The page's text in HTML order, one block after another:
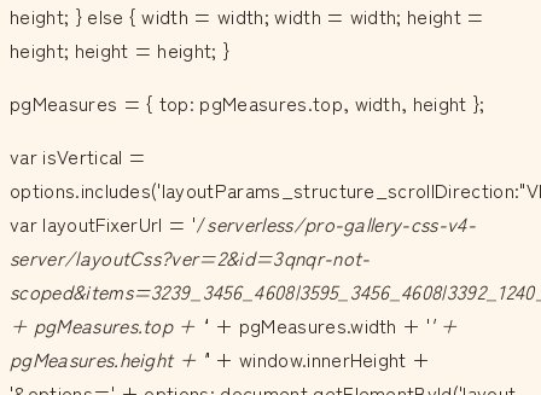
height; } else { width = width; width = width; height =
height; height = height; }
pgMeasures = { top: pgMeasures.top, width, height };
var isVertical =
var layoutFixerUrl = '/serverless/pro-gallery-css-v4-
server/layoutCss?ver=2&id=3qnqr-not-
+ pgMeasures.top + '' + pgMeasures.width + '' +
pgMeasures.height + '' + window.innerHeight +